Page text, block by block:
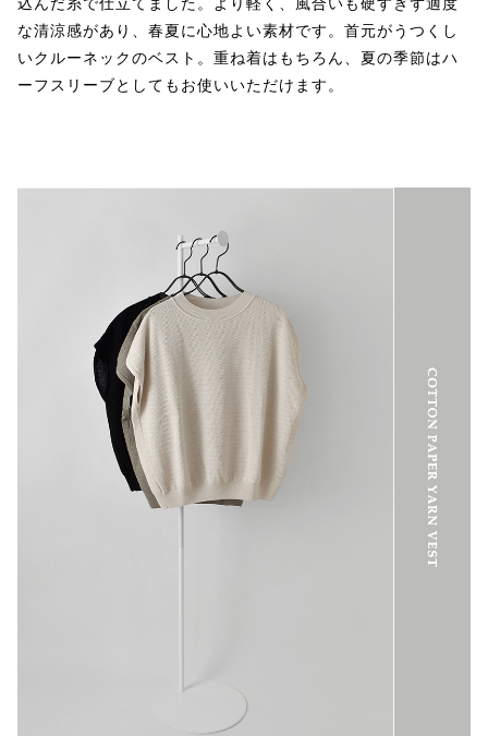
な清涼感があり、春夏に心地よい素材です。首元がうつくし
いクルーネックのベスト。重ね着はもちろん、夏の季節はハ
ーフスリーブとしてもお使いいただけます。